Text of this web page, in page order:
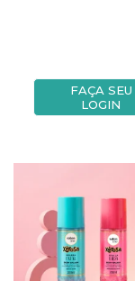
FAÇA SEU
LOGIN